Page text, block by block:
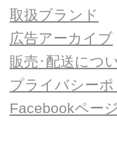
取扱ブランド
広告アーカイブ
販売･配送につ
プライバシー
Facebookページ